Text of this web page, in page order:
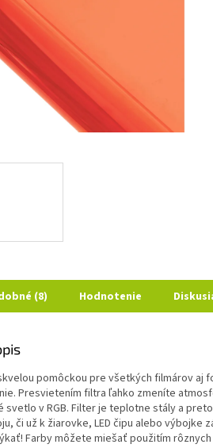
(8) Hodnotenie
pomôckou pre všetkých filmárov aj
Presvietením filtra ľahko zmeníte
svetlo v RGB. Filter je teplotne stály a
či už k žiarovke, LED čipu alebo výbojke
Farby môžete miešať použitím